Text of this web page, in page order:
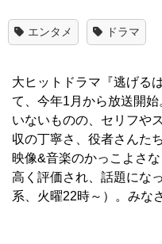
エンタメ ドラマ
大ヒットドラマ『逃げる
て、今年1月から放送開
いないものの、セリフや
収の丁寧さ、役者さんた
映像&音楽のかっこよさ
高く評価され、話題にな
系、火曜22時～）。みな